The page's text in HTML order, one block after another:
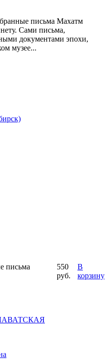
письма Махатм
Сами письма,
документами эпохи,
музее...
550
руб.
В
корзину